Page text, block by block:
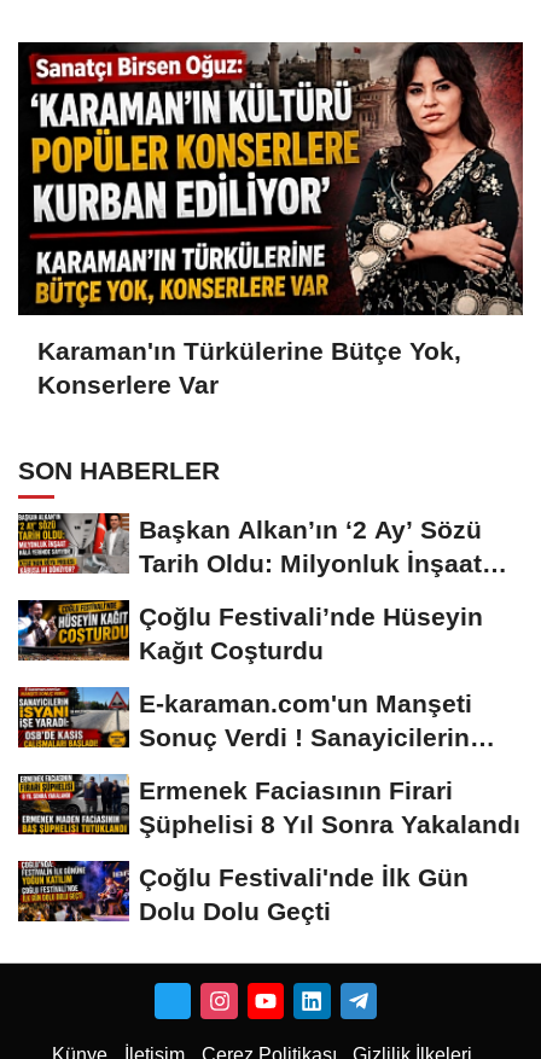
Karaman'ın Türkülerine Bütçe Yok,
Konserlere Var
SON HABERLER
Başkan Alkan’ın ‘2 Ay’ Sözü
Tarih Oldu: Milyonluk İnşaat
Çoğlu Festivali’nde Hüseyin
Kağıt Coşturdu
E-karaman.com'un Manşeti
Sonuç Verdi ! Sanayicilerin
Ermenek Faciasının Firari
Şüphelisi 8 Yıl Sonra Yakalandı
Çoğlu Festivali'nde İlk Gün
Dolu Dolu Geçti
Künye İletişim Çerez Politikası Gizlilik İlkeleri